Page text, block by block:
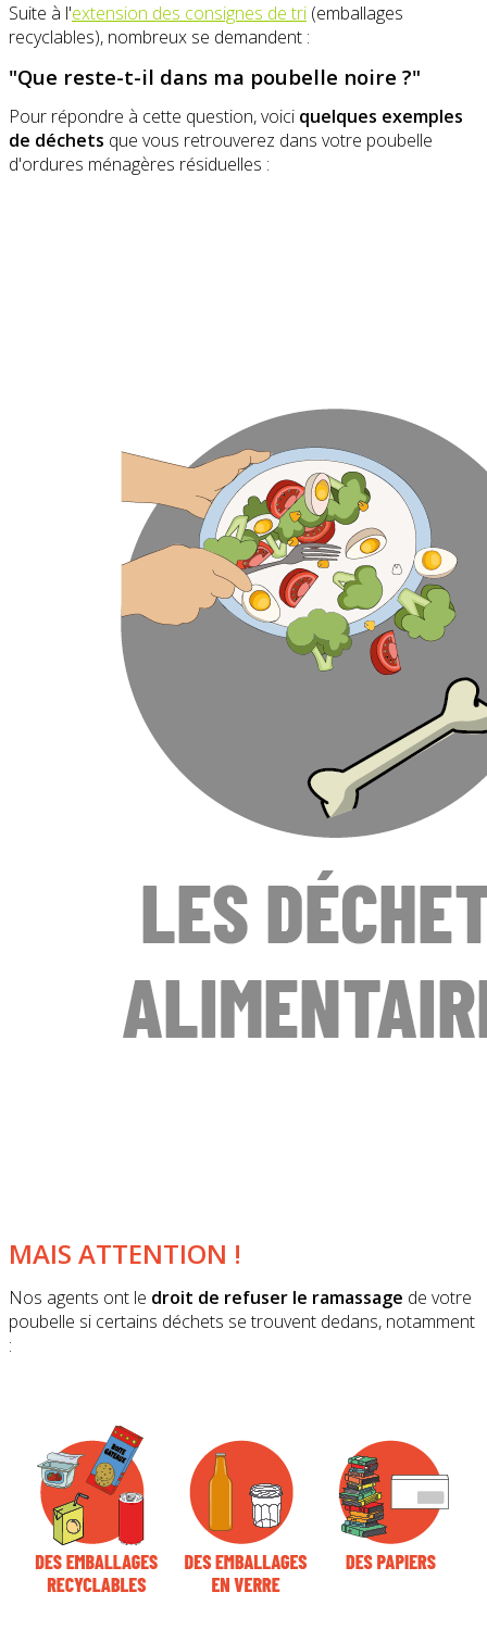
Suite à l'extension des consignes de tri (emballages
recyclables), nombreux se demandent :
"Que reste-t-il dans ma poubelle noire ?"
Pour répondre à cette question, voici quelques exemples
de déchets que vous retrouverez dans votre poubelle
d'ordures ménagères résiduelles :
MAIS ATTENTION !
Nos agents ont le droit de refuser le ramassage de votre
poubelle si certains déchets se trouvent dedans, notamment
: